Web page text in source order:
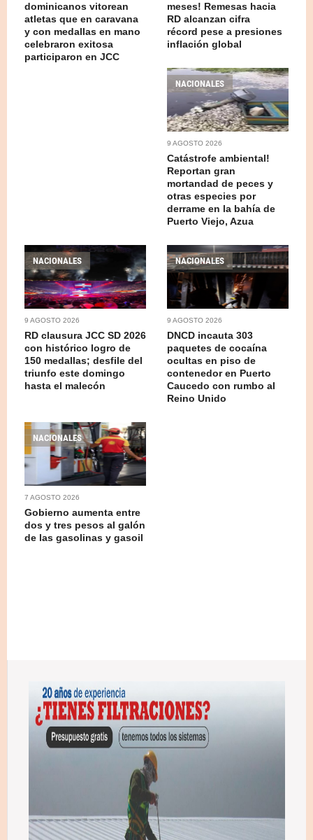
dominicanos vitorean
atletas que en caravana
y con medallas en mano
celebraron exitosa
participaron en JCC
meses! Remesas hacia
RD alcanzan cifra
récord pese a presiones
inflación global
NACIONALES
9 AGOSTO 2026
Catástrofe ambiental!
Reportan gran
mortandad de peces y
otras especies por
derrame en la bahía de
Puerto Viejo, Azua
NACIONALES
9 AGOSTO 2026
RD clausura JCC SD 2026
con histórico logro de
150 medallas; desfile del
triunfo este domingo
hasta el malecón
NACIONALES
9 AGOSTO 2026
DNCD incauta 303
paquetes de cocaína
ocultas en piso de
contenedor en Puerto
Caucedo con rumbo al
Reino Unido
NACIONALES
7 AGOSTO 2026
Gobierno aumenta entre
dos y tres pesos al galón
de las gasolinas y gasoil